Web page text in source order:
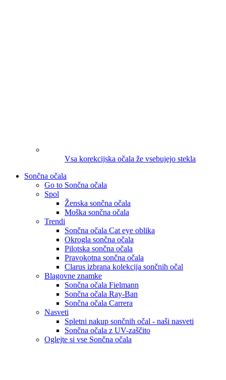
Vsa korekcijska očala že vsebujejo stekla
Sončna očala
Go to Sončna očala
Spol
Ženska sončna očala
Moška sončna očala
Trendi
Sončna očala Cat eye oblika
Okrogla sončna očala
Pilotska sončna očala
Pravokotna sončna očala
Clarus izbrana kolekcija sončnih očal
Blagovne znamke
Sončna očala Fielmann
Sončna očala Ray-Ban
Sončna očala Carrera
Nasveti
Spletni nakup sončnih očal - naši nasveti
Sončna očala z UV-zaščito
Oglejte si vse Sončna očala